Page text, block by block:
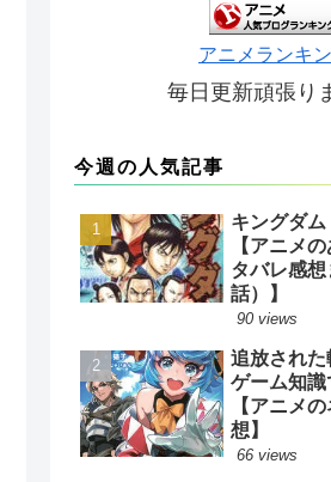
アニメランキ
毎日更新頑張り
今週の人気記事
キングダ
【アニメ
タバレ感
話）】
90 views
追放された
ゲーム知識
【アニメ
想】
66 views